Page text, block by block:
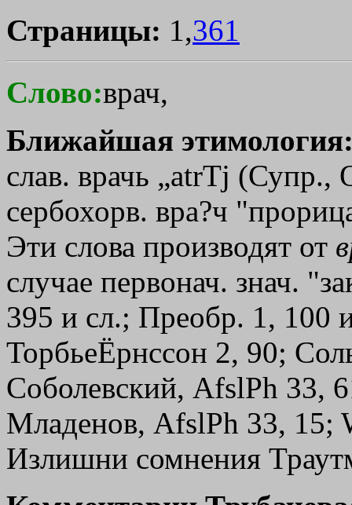
Страницы: 1,361
Слово:врач,
Ближайшая
слав. врачь „atrТj (Супр.,
сербохорв. вра?ч
Эти слова производят от
случае первонач. знач.
395 и сл.; Преобр. 1, 100
ТорбьеЁрнссон 2, 90;
Соболевский, AfslPh 33,
Младенов, AfslPh 33, 15;
Излишни сомнения